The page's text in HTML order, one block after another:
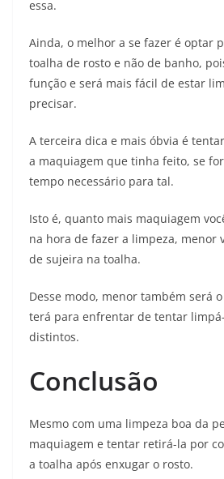
essa.
Ainda, o melhor a se fazer é optar
toalha de rosto e não de banho,
função e será mais fácil de estar
precisar.
A terceira dica e mais óbvia é
a maquiagem que tinha feito, se
tempo necessário para tal.
Isto é, quanto mais maquiagem
na hora de fazer a limpeza, menor
de sujeira na toalha.
Desse modo, menor também será
terá para enfrentar de tentar
distintos.
Conclusão
Mesmo com uma limpeza boa da
maquiagem e tentar retirá-la por
a toalha após enxugar o rosto.